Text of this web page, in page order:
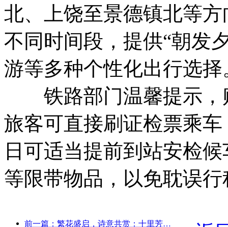
北、上饶至景德镇北等
不同时间段，提供“朝发
游等多种个性化出行选择
铁路部门温馨提示，
旅客可直接刷证检票乘
日可适当提前到站安检
等限带物品，以免耽误行
前一篇：繁花盛启，诗意共赏：十里芳菲花神节盛大启幕！